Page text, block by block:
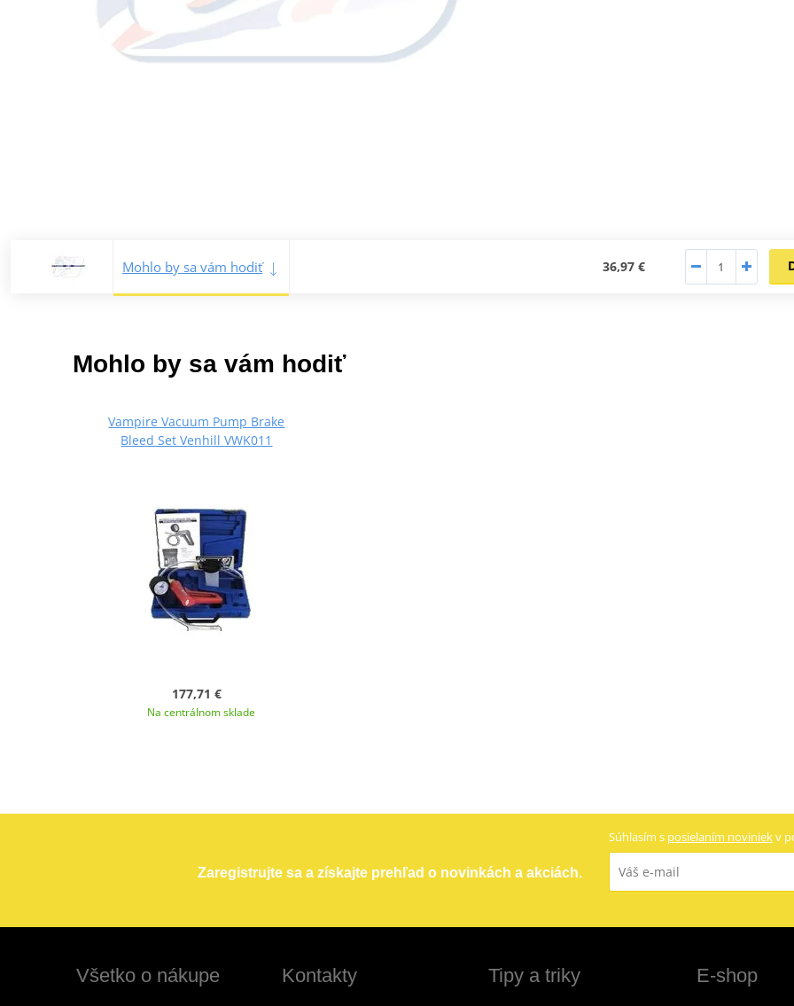
Mohlo by sa vám hodiť 36,97 €
Mohlo by sa vám hodiť
Vampire Vacuum Pump Brake
Bleed Set Venhill VWK011
177,71 €
Na centrálnom sklade
Zaregistrujte sa a získajte prehľad o novinkách a akciách.
Súhlasím s posielaním noviniekv
Všetko o nákupe Kontakty Tipy a triky E-shop